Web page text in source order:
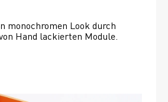
monochromen Look durch
Hand lackierten Module.